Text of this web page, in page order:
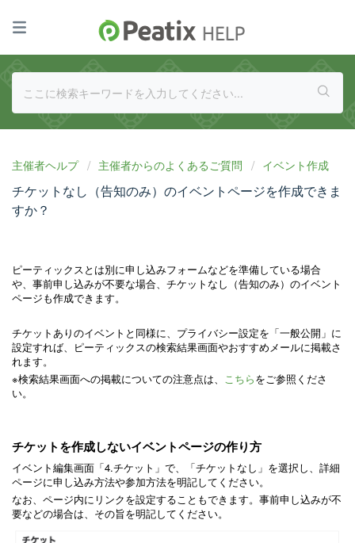
主催者ヘルプ 主催者からのよくあるご質問 イベント作成
チケットなし（告知のみ）のイベントページを作成できま
すか？
ピーティックスとは別に申し込みフォームなどを準備している場合
や、 事前申し込みが不要な場合、 チケットなし（告知のみ）のイベント
ページも作成できます。
チケットありのイベントと同様に、プライバシー設定を「一般公開」に
設定すれば、ピーティックスの検索結果画面やおすすめメールに掲載さ
れます。
※検索結果画面への掲載についての注意点は、 こちらをご参照くださ
い。
チケットを作成しないイベントページの作り方
イベント編集画面「4.チケット」で、「チケットなし」を選択し、詳細
ページに申し込み方法や参加方法を明記してください。
なお、ページ内にリンクを設定することもできます。事前申し込みが不
要などの場合は、その旨を明記してください。